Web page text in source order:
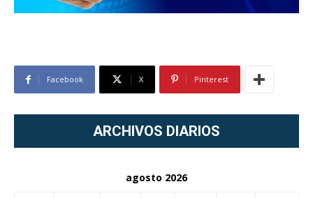
Facebook X Pinterest
ARCHIVOS DIARIOS
agosto 2026